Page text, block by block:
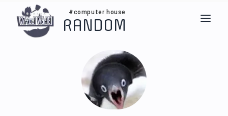
#computer house
RANDOM